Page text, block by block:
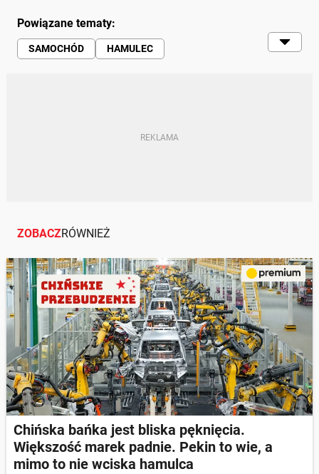
Powiązane tematy:
SAMOCHÓD
HAMULEC
ZOBACZRÓWNIEŻ
Chińska bańka jest bliska pęknięcia.
Większość marek padnie. Pekin to wie, a
mimo to nie wciska hamulca